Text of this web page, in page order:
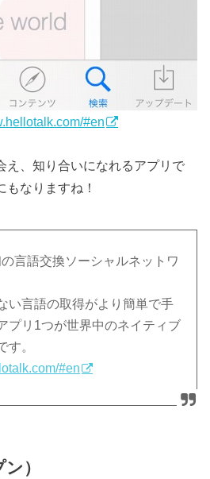
#en
え、知り合いになれるアプリで
なりますね！
言語交換ソーシャルネットワ
い言語の取得がより簡単で手
プリ1つが世界中のネイティブ
す。
#en
）